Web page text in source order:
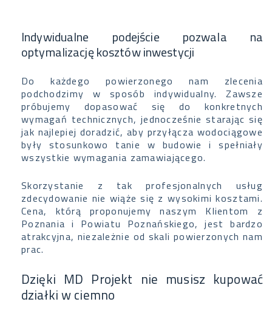
Indywidualne podejście pozwala na
optymalizację kosztów inwestycji
Do każdego powierzonego nam zlecenia
podchodzimy w sposób indywidualny. Zawsze
próbujemy dopasować się do konkretnych
wymagań technicznych, jednocześnie starając się
jak najlepiej doradzić, aby przyłącza wodociągowe
były stosunkowo tanie w budowie i spełniały
wszystkie wymagania zamawiającego.
Skorzystanie z tak profesjonalnych usług
zdecydowanie nie wiąże się z wysokimi kosztami.
Cena, którą proponujemy naszym Klientom z
Poznania i Powiatu Poznańskiego, jest bardzo
atrakcyjna, niezależnie od skali powierzonych nam
prac.
Dzięki MD Projekt nie musisz kupować
działki w ciemno